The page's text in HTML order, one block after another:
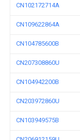
CN102172714A
CN109622864A
CN104785600B
CN207308860U
CN104942200B
CN203972860U
CN103949575B